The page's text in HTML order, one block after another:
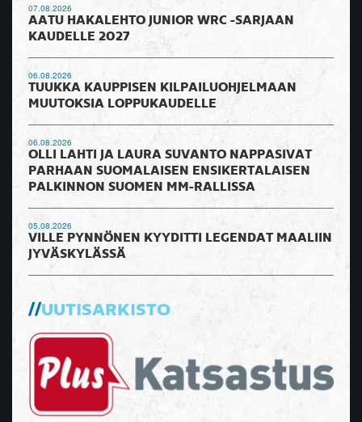
07.08.2026
AATU HAKALEHTO JUNIOR WRC -SARJAAN
KAUDELLE 2027
06.08.2026
TUUKKA KAUPPISEN KILPAILUOHJELMAAN
MUUTOKSIA LOPPUKAUDELLE
06.08.2026
OLLI LAHTI JA LAURA SUVANTO NAPPASIVAT
PARHAAN SUOMALAISEN ENSIKERTALAISEN
PALKINNON SUOMEN MM-RALLISSA
05.08.2026
VILLE PYNNÖNEN KYYDITTI LEGENDAT MAALIIN
JYVÄSKYLÄSSÄ
UUTISARKISTO